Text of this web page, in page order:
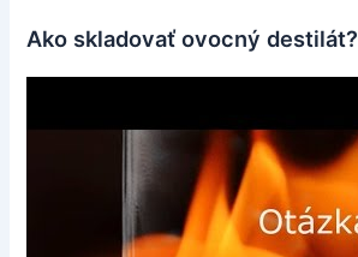
Ako skladovať ovocný destilát?